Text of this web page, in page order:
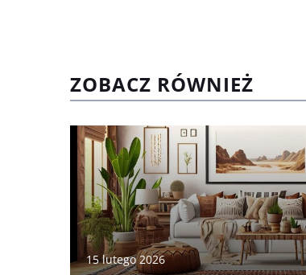
ZOBACZ RÓWNIEŻ
15 lutego 2026